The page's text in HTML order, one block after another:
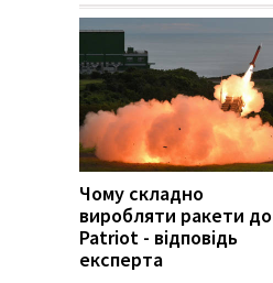
Чому складно
виробляти ракети до
Patriot - відповідь
експерта